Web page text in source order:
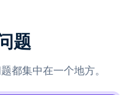
题
都集中在一个地方。